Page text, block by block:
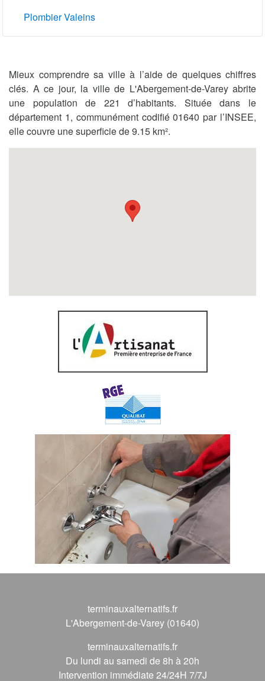
Plombier Valeins
Mieux comprendre sa ville à l’aide de quelques chiffres
clés. A ce jour, la ville de L'Abergement-de-Varey abrite
une population de 221 d’habitants. Située dans le
département 1, communément codifié 01640 par l’INSEE,
elle couvre une superficie de 9.15 km².
terminauxalternatifs.fr
L'Abergement-de-Varey (01640)
terminauxalternatifs.fr
Du lundi au samedi de 8h à 20h
Intervention immédiate 24/24H 7/7J